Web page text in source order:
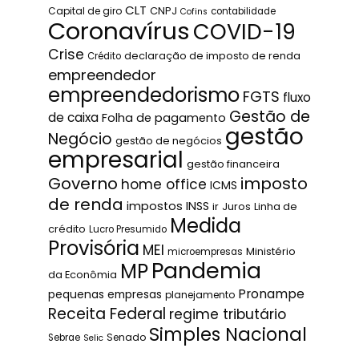
Capital de giro CLT CNPJ Cofins contabilidade
CoronavírusCOVID-19
Crise Crédito declaração de imposto de renda
empreendedor
empreendedorismo FGTS fluxo
de caixa Folha de pagamento Gestão de
Negócio gestão de negócios gestão
empresarial gestão financeira
Governo home office ICMS imposto
de renda impostos INSS ir Juros Linha de
crédito Lucro Presumido Medida
Provisória MEI microempresas Ministério
da Econômia MPPandemia
pequenas empresas planejamento Pronampe
Receita Federal regime tributário
Sebrae Selic Senado Simples Nacional